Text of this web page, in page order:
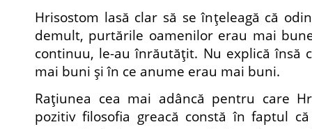
Hrisostom lasă clar să se înţeleagă că
demult, purtările oamenilor erau mai
continuu, le-au înrăutăţit. Nu explică însă
mai buni şi în ce anume erau mai buni.
Raţiunea cea mai adâncă pentru care
pozitiv filosofia greacă constă în faptul